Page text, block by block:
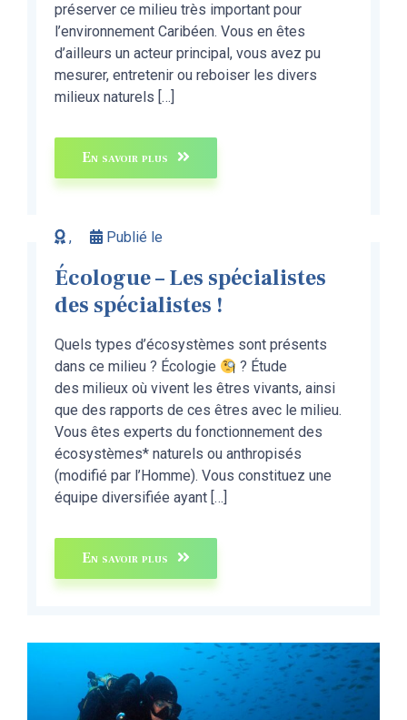
préserver ce milieu très important pour
l’environnement Caribéen. Vous en êtes
d’ailleurs un acteur principal, vous avez pu
mesurer, entretenir ou reboiser les divers
milieux naturels […]
En savoir plus
, Publié le
Écologue – Les spécialistes
des spécialistes !
Quels types d’écosystèmes sont présents
dans ce milieu ? Écologie
? Étude
des milieux où vivent les êtres vivants, ainsi
que des rapports de ces êtres avec le milieu.
Vous êtes experts du fonctionnement des
écosystèmes* naturels ou anthropisés
(modifié par l’Homme). Vous constituez une
équipe diversifiée ayant […]
En savoir plus